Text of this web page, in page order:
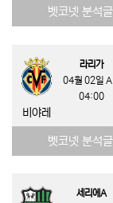
벳코넷 분석글
비야레
라리가
04월 02일
04:00
벳코넷 분석글
세리에A